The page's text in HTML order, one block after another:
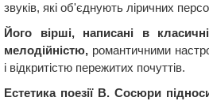
звуків, які об'єднують ліричних
Його вірші, написані в
мелодійністю, романтичними
і відкритістю пережитих почуттів.
Естетика поезії В. Сосюри